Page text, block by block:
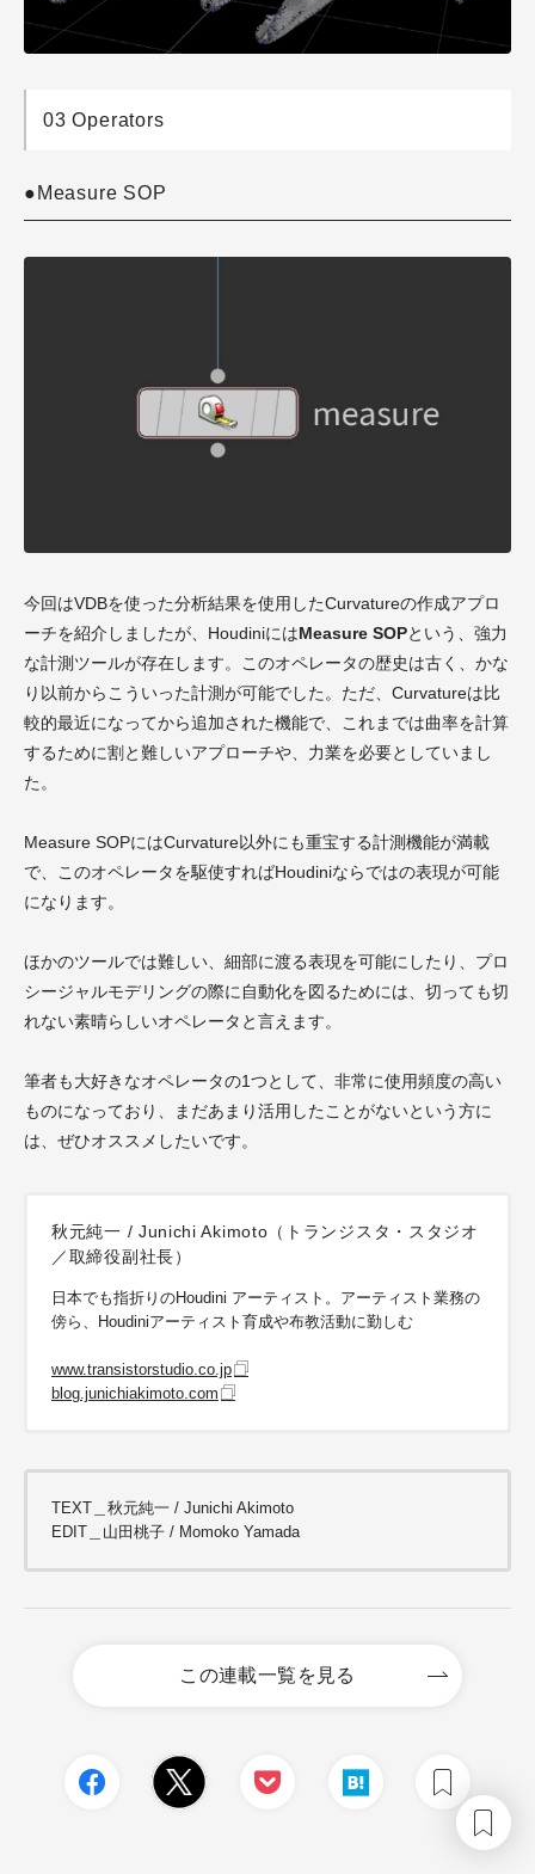
03 Operators
●Measure SOP
今回はVDBを使った分析結果を使用したCurvatureの作成アプロ
ーチを紹介しましたが、HoudiniにはMeasure SOPという、強力
な計測ツールが存在します。このオペレータの歴史は古く、かな
り以前からこういった計測が可能でした。ただ、Curvatureは比
較的最近になってから追加された機能で、これまでは曲率を計算
するために割と難しいアプローチや、力業を必要としていまし
た。
Measure SOPにはCurvature以外にも重宝する計測機能が満載
で、このオペレータを駆使すればHoudiniならではの表現が可能
になります。
ほかのツールでは難しい、細部に渡る表現を可能にしたり、プロ
シージャルモデリングの際に自動化を図るためには、切っても切
れない素晴らしいオペレータと言えます。
筆者も大好きなオペレータの1つとして、非常に使用頻度の高い
ものになっており、まだあまり活用したことがないという方に
は、ぜひオススメしたいです。
秋元純一 / Junichi Akimoto（トランジスタ・スタジオ
／取締役副社長）
日本でも指折りのHoudini アーティスト。アーティスト業務の
傍ら、Houdiniアーティスト育成や布教活動に勤しむ
www.transistorstudio.co.jp
blog.junichiakimoto.com
TEXT＿秋元純一 / Junichi Akimoto
EDIT＿山田桃子 / Momoko Yamada
この連載一覧を見る